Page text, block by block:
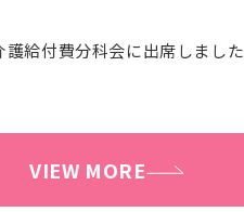
給付費分科会に出席しました
VIEW MORE